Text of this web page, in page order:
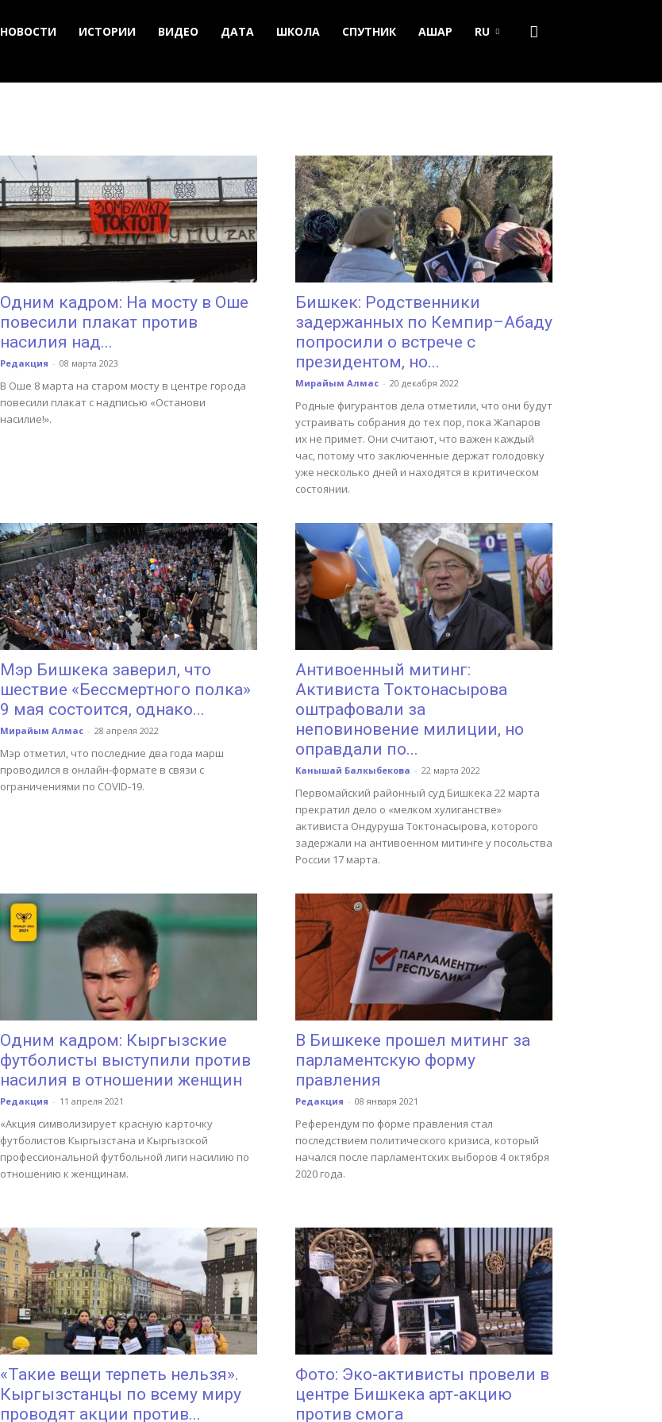
НОВОСТИ ИСТОРИИ ВИДЕО ДАТА ШКОЛА СПУТНИК АШАР RU
Одним кадром: На мосту в Оше
повесили плакат против
насилия над...
Редакция - 08 марта 2023
В Оше 8 марта на старом мосту в центре города
повесили плакат с надписью «Останови
насилие!».
Бишкек: Родственники
задержанных по Кемпир–Абаду
попросили о встрече с
президентом, но...
Мирайым Алмас - 20 декабря 2022
Родные фигурантов дела отметили, что они будут
устраивать собрания до тех пор, пока Жапаров
их не примет. Они считают, что важен каждый
час, потому что заключенные держат голодовку
уже несколько дней и находятся в критическом
состоянии.
Мэр Бишкека заверил, что
шествие «Бессмертного полка»
9 мая состоится, однако...
Мирайым Алмас - 28 апреля 2022
Мэр отметил, что последние два года марш
проводился в онлайн-формате в связи с
ограничениями по COVID-19.
Антивоенный митинг:
Активиста Токтонасырова
оштрафовали за
неповиновение милиции, но
оправдали по...
Канышай Балкыбекова - 22 марта 2022
Первомайский районный суд Бишкека 22 марта
прекратил дело о «мелком хулиганстве»
активиста Ондуруша Токтонасырова, которого
задержали на антивоенном митинге у посольства
России 17 марта.
Одним кадром: Кыргызские
футболисты выступили против
насилия в отношении женщин
Редакция - 11 апреля 2021
«Акция символизирует красную карточку
футболистов Кыргызстана и Кыргызской
профессиональной футбольной лиги насилию по
отношению к женщинам.
В Бишкеке прошел митинг за
парламентскую форму
правления
Редакция - 08 января 2021
Референдум по форме правления стал
последствием политического кризиса, который
начался после парламентских выборов 4 октября
2020 года.
«Такие вещи терпеть нельзя».
Кыргызстанцы по всему миру
проводят акции против...
Фото: Эко-активисты провели в
центре Бишкека арт-акцию
против смога